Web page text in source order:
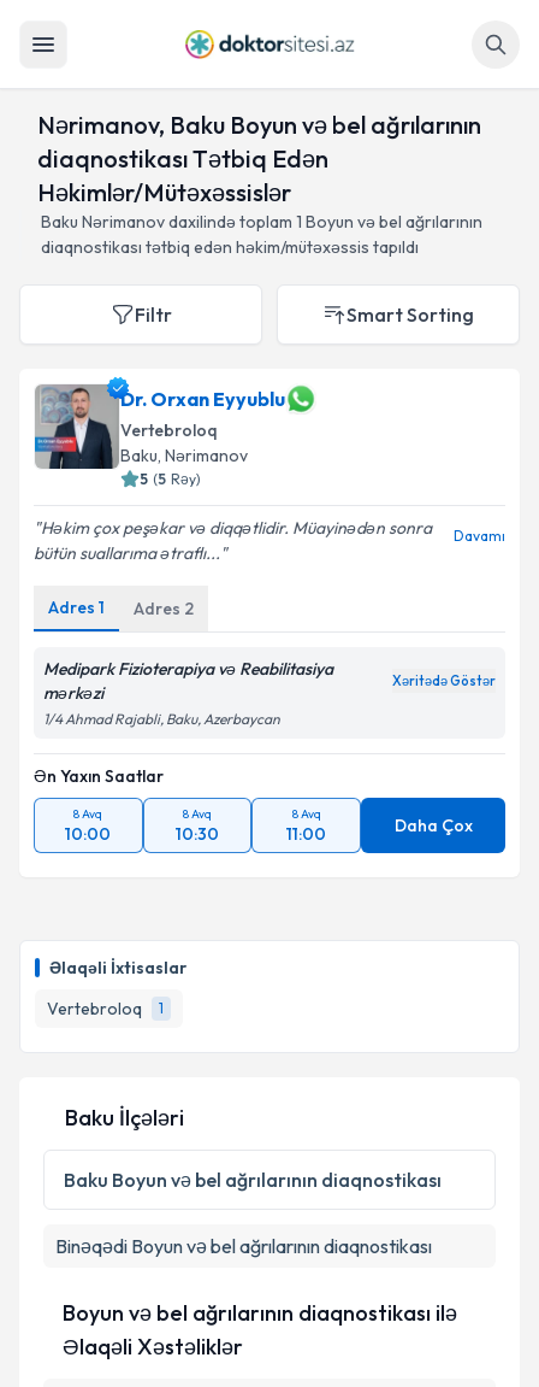
Nərimanov, Baku Boyun və bel ağrılarının
diaqnostikası Tətbiq Edən
Həkimlər/Mütəxəssislər
Baku Nərimanov daxilində toplam 1 Boyun və bel ağrılarının
diaqnostikası tətbiq edən həkim/mütəxəssis tapıldı
Əlaqəli İxtisaslar
Vertebroloq
1
Filtr Smart Sorting
Dr. Orxan Eyyublu
Vertebroloq
Baku, Nərimanov
5 (5 Rəy)
Həkim çox peşəkar və diqqətlidir. Müayinədən sonra
bütün suallarıma ətraflı...
Davamı
Adres 1 Adres 2
Medipark Fizioterapiya və Reabilitasiya
mərkəzi
Xəritədə Göstər
1/4 Ahmad Rajabli, Baku, Azerbaycan
Ən Yaxın Saatlar
8 Avq
10:00
8 Avq
10:30
8 Avq
11:00 Daha Çox
Baku İlçələri
Baku Boyun və bel ağrılarının diaqnostikası
Binəqədi Boyun və bel ağrılarının diaqnostikası
Boyun və bel ağrılarının diaqnostikası ilə
Əlaqəli Xəstəliklər